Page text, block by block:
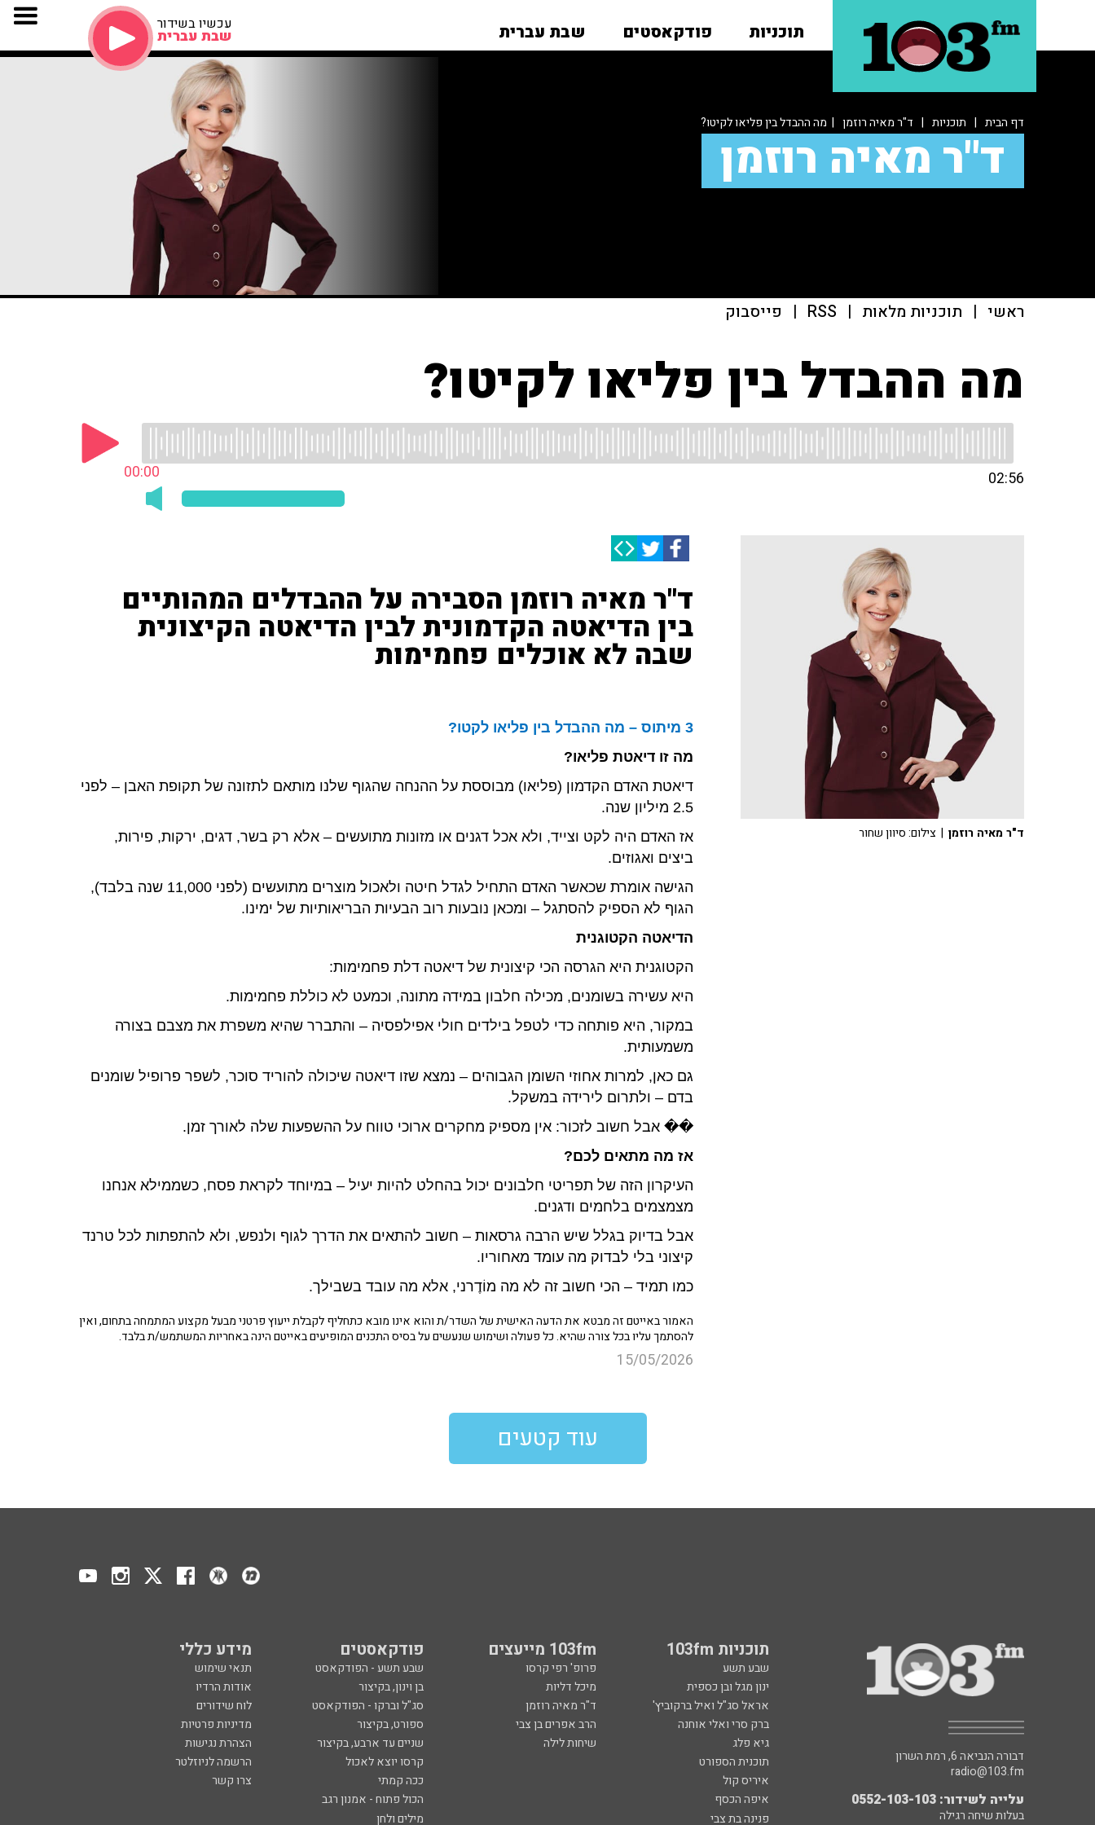
תוכניות פודקאסטים שבת עברית עכשיו בשידור
שבת עברית
דף הבית | תוכניות | ד"ר מאיה רוזמן | מה ההבדל בין פליאו לקיטו?
ד"ר מאיה רוזמן
ראשי | תוכניות מלאות |
RSS
| פייסבוק
מה ההבדל בין פליאו לקיטו?
00:00 02:56
ד"ר מאיה רוזמן הסבירה על ההבדלים המהותיים
בין הדיאטה הקדמונית לבין הדיאטה הקיצונית
שבה לא אוכלים פחמימות
3 מיתוס – מה ההבדל בין פליאו לקטו?
מה זו דיאטת פליאו?
דיאטת האדם הקדמון (פליאו) מבוססת על ההנחה שהגוף שלנו מותאם לתזונה של תקופת האבן – לפני
2.5 מיליון שנה.
אז האדם היה לקט וצייד, ולא אכל דגנים או מזונות מתועשים – אלא רק בשר, דגים, ירקות, פירות,
ביצים ואגוזים.
הגישה אומרת שכאשר האדם התחיל לגדל חיטה ולאכול מוצרים מתועשים (לפני 11,000 שנה בלבד),
הגוף לא הספיק להסתגל – ומכאן נובעות רוב הבעיות הבריאותיות של ימינו.
הדיאטה הקטוגנית
הקטוגנית היא הגרסה הכי קיצונית של דיאטה דלת פחמימות:
היא עשירה בשומנים, מכילה חלבון במידה מתונה, וכמעט לא כוללת פחמימות.
במקור, היא פותחה כדי לטפל בילדים חולי אפילפסיה – והתברר שהיא משפרת את מצבם בצורה
משמעותית.
גם כאן, למרות אחוזי השומן הגבוהים – נמצא שזו דיאטה שיכולה להוריד סוכר, לשפר פרופיל שומנים
בדם – ולתרום לירידה במשקל.
�� אבל חשוב לזכור: אין מספיק מחקרים ארוכי טווח על ההשפעות שלה לאורך זמן.
אז מה מתאים לכם?
העיקרון הזה של תפריטי חלבונים יכול בהחלט להיות יעיל – במיוחד לקראת פסח, כשממילא אנחנו
מצמצמים בלחמים ודגנים.
אבל בדיוק בגלל שיש הרבה גרסאות – חשוב להתאים את הדרך לגוף ולנפש, ולא להתפתות לכל טרנד
קיצוני בלי לבדוק מה עומד מאחוריו.
כמו תמיד – הכי חשוב זה לא מה מוֹדֶרני, אלא מה עובד בשבילך.
האמור באייטם זה מבטא את הדעה האישית של השדר/ת והוא אינו מובא כתחליף לקבלת ייעוץ פרטני מבעל מקצוע המתמחה בתחום, ואין
להסתמך עליו בכל צורה שהיא. כל פעולה ושימוש שנעשים על בסיס התכנים המופיעים באייטם הינה באחריות המשתמש/ת בלבד.
15/05/2026
ד"ר מאיה רוזמן | צילום: סיוון שחור
עוד קטעים
תוכניות 103fm 103fm מייעצים פודקאסטים מידע כללי
שבע תשע פרופ' רפי קרסו שבע תשע - הפודקאסט
תנאי שימוש
ינון מגל ובן כספית
מיכל דליות בן וינון, בקיצור
אודות הרדיו
אראל סג"ל ואיל ברקוביץ'
ד"ר מאיה רוזמן סג"ל וברקו - הפודקאסט
לוח שידורים
ברק סרי ואלי אוחנה
הרב אפרים בן צבי ספורט, בקיצור
מדיניות פרטיות
גיא פלג
שיחות לילה שניים עד ארבע, בקיצור
הצהרת נגישות
תוכנית הספורט
קרסו יוצא לאכול
הרשמה לניוזלטר
איריס קול
ככה קמתי
צרו קשר
איפה הכסף
הכול פתוח - אמנון רגב
פנינה בת צבי
מילים ולחן
דבורה הנביאה 6, רמת השרון
radio@103.fm
עלייה לשידור: 0552-103-103
בעלות שיחה רגילה